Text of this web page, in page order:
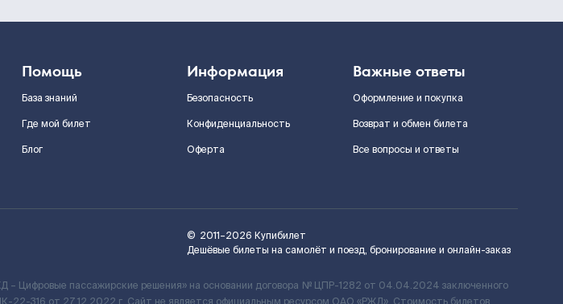
Помощь
База знаний
Где мой билет
Блог
Информация
Безопасность
Конфиденциальность
Оферта
Важные ответы
Оформление и покупка
Возврат и обмен билета
Все вопросы и ответы
© 2011–2026 Купибилет
Дешёвые билеты на самолёт и поезд, бронирование и онлайн-заказ
Цифровые пассажирские решения» на основании договора № ЦПР-1282 от 04.04.2024 заключенного